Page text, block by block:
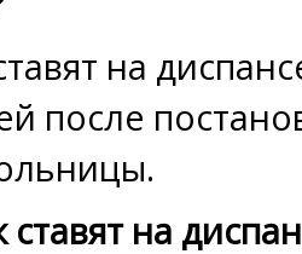
на
после
ставят на